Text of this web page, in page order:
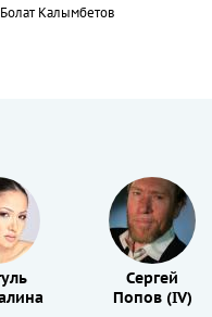
Калымбетов
Сергей
Попов (IV)